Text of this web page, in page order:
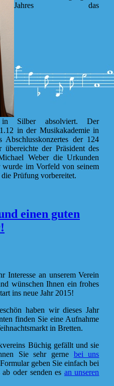
Jahres das
in Silber absolviert. Der
in der Musikakademie in
der 124
übereichte der Präsident des
Weber die Urkunden
wurde im Vorfeld von seinem
Prüfung vorbereitet.
einen guten
an unserem Verein
wünschen Ihnen ein frohes
ins neue Jahr 2015!
haben wir dieses Jahr
finden Sie eine Aufnahme
in Bretten.
Büchig gefällt und sie
Sie sehr gerne bei uns
geben Sie einfach bei
oder senden es an unseren